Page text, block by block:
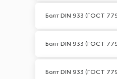
Болт DIN 933 (ГОСТ
Болт DIN 933 (ГОСТ
Болт DIN 933 (ГОСТ